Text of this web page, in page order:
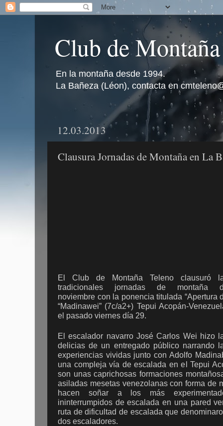
Club de
En la montaña desde 1994.
La Bañeza (Léon), contacta en
12.03.2013
Clausura Jornadas de Montaña en La
El Club de Montaña Teleno clausuró
tradicionales jornadas de montaña
noviembre con la ponencia titulada “Apertura
“Madinawei” (7c/a2+) Tepui Acopán-
el pasado viernes día 29.
El escalador navarro José Carlos Wei hizo
delicias de un entregado público narrando
experiencias vividas junto con Adolfo
una compleja vía de escalada en el Tepui
son unas caprichosas formaciones
asiladas mesetas venezolanas con forma de
hacen soñar a los más
ininterrumpidos de escalada en una pared
ruta de dificultad de escalada que
dos escaladores.